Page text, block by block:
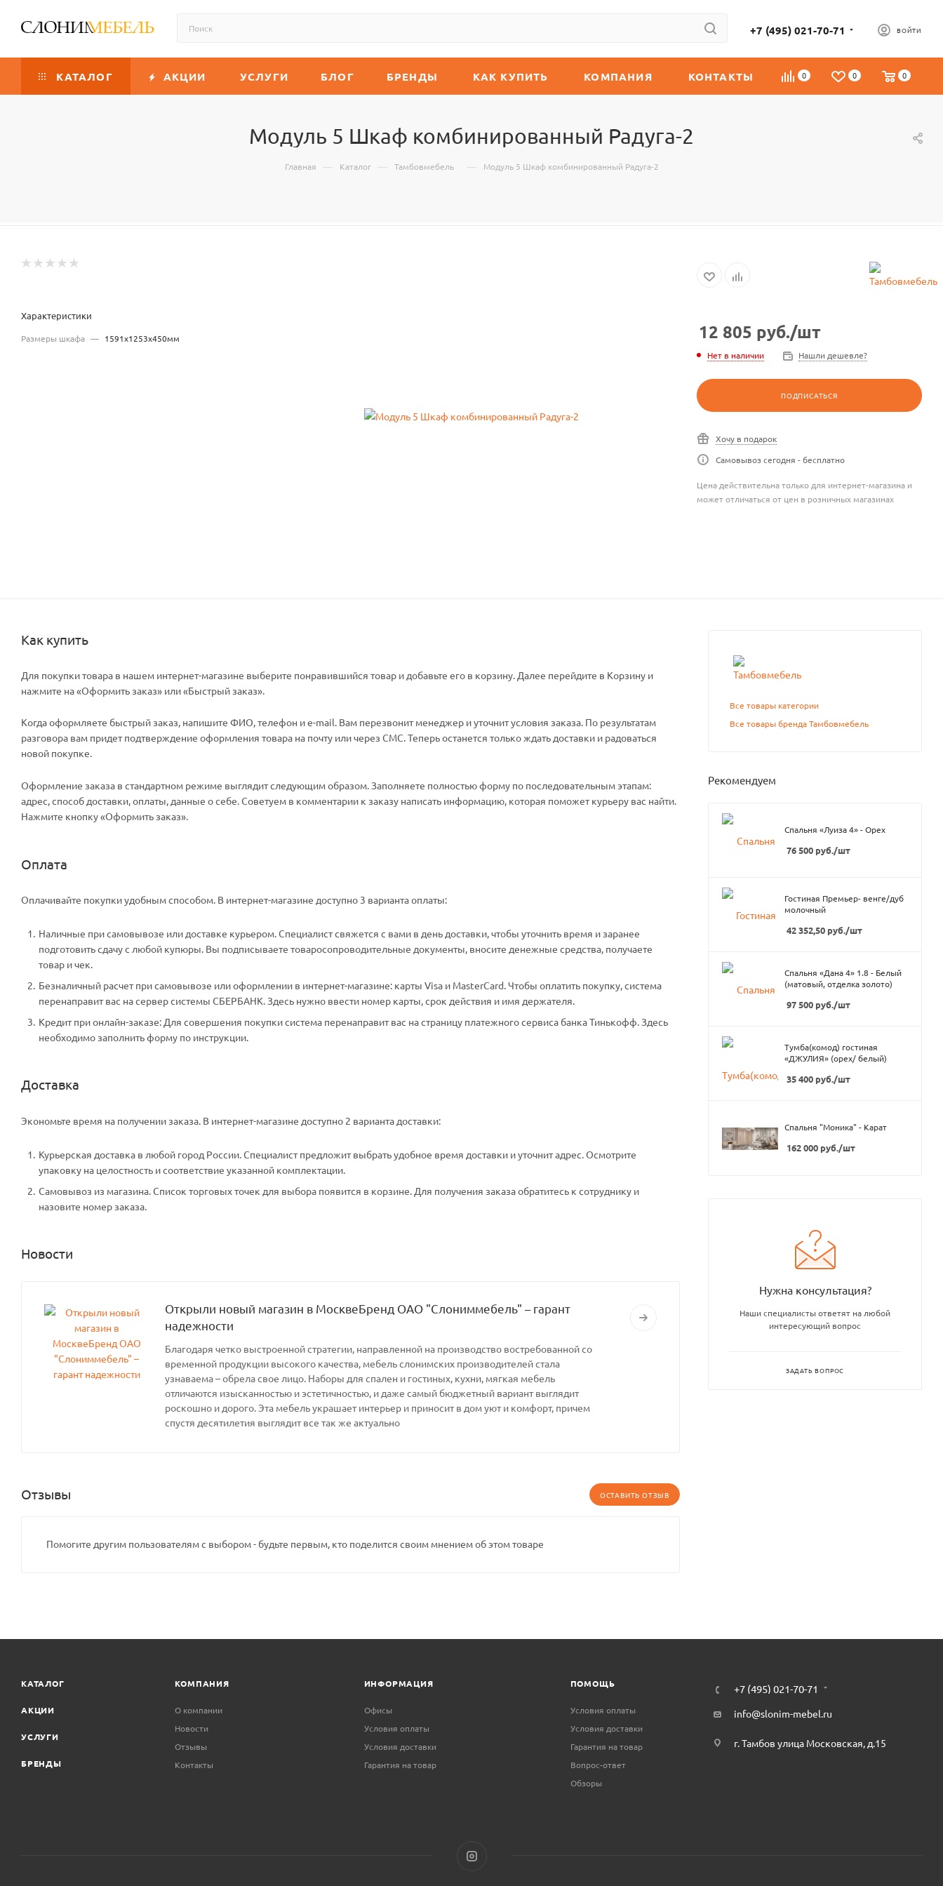
+7 (495) 021-70-71 ВОЙТИ
0 0 0
КАТАЛОГ АКЦИИ УСЛУГИ БЛОГ БРЕНДЫ КАК КУПИТЬ КОМПАНИЯ КОНТАКТЫ
Модуль 5 Шкаф комбинированный Радуга-2
Главная — Каталог — Тамбовмебель — Модуль 5 Шкаф комбинированный Радуга-2
Характеристики
Размеры шкафа — 1591x1253x450мм 12 805 руб./шт
Нет в наличии Нашли дешевле?
ПОДПИСАТЬСЯ
Хочу в подарок
Самовывоз сегодня - бесплатно
Цена действительна только для интернет-магазина и
может отличаться от цен в розничных магазинах
Как купить
Для покупки товара в нашем интернет-магазине выберите понравившийся товар и добавьте его в корзину. Далее перейдите в Корзину и
нажмите на «Оформить заказ» или «Быстрый заказ».
Когда оформляете быстрый заказ, напишите ФИО, телефон и e-mail. Вам перезвонит менеджер и уточнит условия заказа. По результатам
разговора вам придет подтверждение оформления товара на почту или через СМС. Теперь останется только ждать доставки и радоваться
новой покупке.
Оформление заказа в стандартном режиме выглядит следующим образом. Заполняете полностью форму по последовательным этапам:
адрес, способ доставки, оплаты, данные о себе. Советуем в комментарии к заказу написать информацию, которая поможет курьеру вас найти.
Нажмите кнопку «Оформить заказ».
Оплата
Оплачивайте покупки удобным способом. В интернет-магазине доступно 3 варианта оплаты:
Наличные при самовывозе или доставке курьером. Специалист свяжется с вами в день доставки, чтобы уточнить время и заранее
подготовить сдачу с любой купюры. Вы подписываете товаросопроводительные документы, вносите денежные средства, получаете
товар и чек.
Безналичный расчет при самовывозе или оформлении в интернет-магазине: карты Visa и MasterCard. Чтобы оплатить покупку, система
перенаправит вас на сервер системы СБЕРБАНК. Здесь нужно ввести номер карты, срок действия и имя держателя.
Кредит при онлайн-заказе: Для совершения покупки система перенаправит вас на страницу платежного сервиса банка Тинькофф. Здесь
необходимо заполнить форму по инструкции.
Доставка
Экономьте время на получении заказа. В интернет-магазине доступно 2 варианта доставки:
Курьерская доставка в любой город России. Специалист предложит выбрать удобное время доставки и уточнит адрес. Осмотрите
упаковку на целостность и соответствие указанной комплектации.
Самовывоз из магазина. Список торговых точек для выбора появится в корзине. Для получения заказа обратитесь к сотруднику и
назовите номер заказа.
Новости
Открыли новый магазин в МосквеБренд ОАО "Слониммебель" – гарант
надежности
Благодаря четко выстроенной стратегии, направленной на производство востребованной со
временной продукции высокого качества, мебель слонимских производителей стала
узнаваема – обрела свое лицо. Наборы для спален и гостиных, кухни, мягкая мебель
отличаются изысканностью и эстетичностью, и даже самый бюджетный вариант выглядит
роскошно и дорого. Эта мебель украшает интерьер и приносит в дом уют и комфорт, причем
спустя десятилетия выглядит все так же актуально
Отзывы ОСТАВИТЬ ОТЗЫВ
Помогите другим пользователям с выбором - будьте первым, кто поделится своим мнением об этом товаре
Все товары категории
Все товары бренда Тамбовмебель
Рекомендуем
Спальня «Луиза 4» - Орех
76 500 руб./шт
Гостиная Премьер- венге/дуб
молочный
42 352,50 руб./шт
Спальня «Дана 4» 1.8 - Белый
(матовый, отделка золото)
97 500 руб./шт
Тумба(комод) гостиная
«ДЖУЛИЯ» (орех/ белый)
35 400 руб./шт
Спальня "Моника" - Карат
162 000 руб./шт
Нужна консультация?
Наши специалисты ответят на любой
интересующий вопрос
ЗАДАТЬ ВОПРОС
КАТАЛОГ
АКЦИИ
УСЛУГИ
БРЕНДЫ
КОМПАНИЯ
О компании
Новости
Отзывы
Контакты
ИНФОРМАЦИЯ
Офисы
Условия оплаты
Условия доставки
Гарантия на товар
ПОМОЩЬ
Условия оплаты
Условия доставки
Гарантия на товар
Вопрос-ответ
Обзоры
+7 (495) 021-70-71
info@slonim-mebel.ru
г. Тамбов улица Московская, д.15